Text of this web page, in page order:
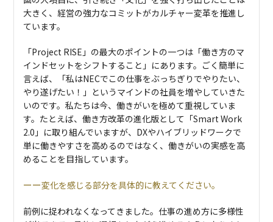
大きく、経営の強力なコミットがカルチャー変革を推進し
ています。
「Project RISE」の最大のポイントの一つは「働き方のマ
インドセットをシフトすること」にあります。ごく簡単に
言えば、「私はNECでこの仕事をぶっちぎりでやりたい、
やり遂げたい！」というマインドの社員を増やしていきた
いのです。私たちは今、働きがいを極めて重視していま
す。たとえば、働き方改革の進化版として「Smart Work
2.0」に取り組んでいますが、DXやハイブリッドワークで
単に働きやすさを高めるのではなく、働きがいの実感を高
めることを目指しています。
変化を感じる部分を具体的に教えてください。
前例に捉われなくなってきました。仕事の進め方に多様性